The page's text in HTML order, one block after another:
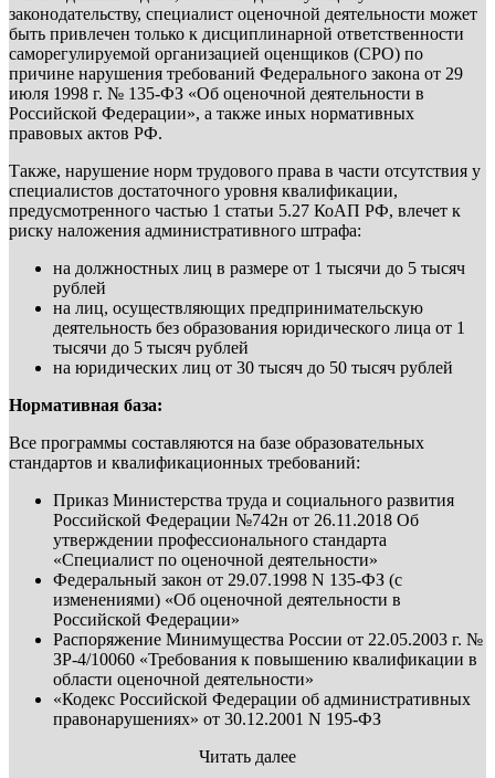
законодательству, специалист оценочной деятельности может
быть привлечен только к дисциплинарной ответственности
саморегулируемой организацией оценщиков (СРО) по
причине нарушения требований Федерального закона от 29
июля 1998 г. № 135-ФЗ «Об оценочной деятельности в
Российской Федерации», а также иных нормативных
правовых актов РФ.
Также, нарушение норм трудового права в части отсутствия у
специалистов достаточного уровня квалификации,
предусмотренного частью 1 статьи 5.27 КоАП РФ, влечет к
риску наложения административного штрафа:
на должностных лиц в размере от 1 тысячи до 5 тысяч
рублей
на лиц, осуществляющих предпринимательскую
деятельность без образования юридического лица от 1
тысячи до 5 тысяч рублей
на юридических лиц от 30 тысяч до 50 тысяч рублей
Нормативная база:
Все программы составляются на базе образовательных
стандартов и квалификационных требований:
Приказ Министерства труда и социального развития
Российской Федерации №742н от 26.11.2018 Об
утверждении профессионального стандарта
«Специалист по оценочной деятельности»
Федеральный закон от 29.07.1998 N 135-ФЗ (с
изменениями) «Об оценочной деятельности в
Российской Федерации»
Распоряжение Минимущества России от 22.05.2003 г. №
ЗР-4/10060 «Требования к повышению квалификации в
области оценочной деятельности»
«Кодекс Российской Федерации об административных
правонарушениях» от 30.12.2001 N 195-ФЗ
Читать далее